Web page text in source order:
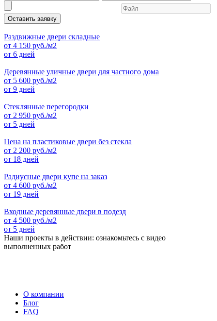
Оставить заявку
Раздвижные двери складные
от 4 150 руб./м2
от 6 дней
Деревянные уличные двери для частного дома
от 5 600 руб./м2
от 9 дней
Стеклянные перегородки
от 2 950 руб./м2
от 5 дней
Цена на пластиковые двери без стекла
от 2 200 руб./м2
от 18 дней
Радиусные двери купе на заказ
от 4 600 руб./м2
от 19 дней
Входные деревянные двери в подезд
от 4 500 руб./м2
от 5 дней
Наши проекты в действии: ознакомьтесь с видео
выполненных работ
О компании
Блог
FAQ